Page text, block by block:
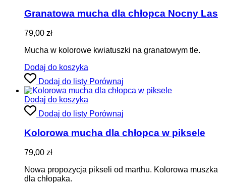
Granatowa mucha dla chłopca Nocny Las
79,00 zł
Mucha w kolorowe kwiatuszki na granatowym tle.
Dodaj do koszyka
Dodaj do listy Porównaj
Dodaj do koszyka
Dodaj do listy Porównaj
Kolorowa mucha dla chłopca w piksele
79,00 zł
Nowa propozycja pikseli od marthu. Kolorowa muszka
dla chłopaka.